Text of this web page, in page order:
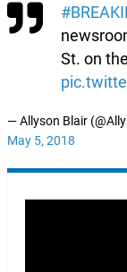
St. on
— Allyson Blair
May 5, 2018